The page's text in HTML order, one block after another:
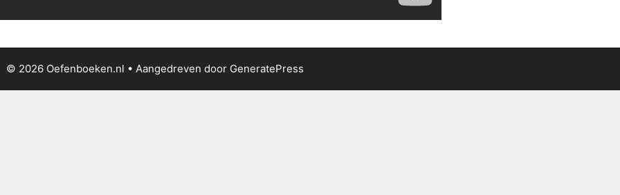
© 2026 Oefenboeken.nl • Aangedreven door GeneratePress